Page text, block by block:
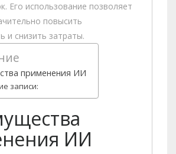
Его использование позволяет
повысить
и снизить затраты.
применения ИИ
записи:
ИИ